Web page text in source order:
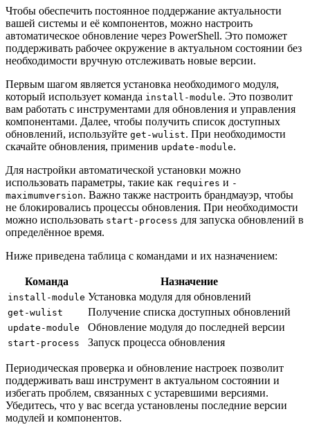
Чтобы обеспечить постоянное поддержание актуальности
вашей системы и её компонентов, можно настроить
автоматическое обновление через PowerShell. Это поможет
поддерживать рабочее окружение в актуальном состоянии без
необходимости вручную отслеживать новые версии.
Первым шагом является установка необходимого модуля,
который использует команда install-module. Это позволит
вам работать с инструментами для обновления и управления
компонентами. Далее, чтобы получить список доступных
обновлений, используйте get-wulist. При необходимости
скачайте обновления, применив update-module.
Для настройки автоматической установки можно
использовать параметры, такие как requires и -
maximumversion. Важно также настроить брандмауэр, чтобы
не блокировались процессы обновления. При необходимости
можно использовать start-process для запуска обновлений в
определённое время.
Ниже приведена таблица с командами и их назначением:
Команда Назначение
install-module Установка модуля для обновлений
get-wulist Получение списка доступных обновлений
update-module Обновление модуля до последней версии
start-process Запуск процесса обновления
Периодическая проверка и обновление настроек позволит
поддерживать ваш инструмент в актуальном состоянии и
избегать проблем, связанных с устаревшими версиями.
Убедитесь, что у вас всегда установлены последние версии
модулей и компонентов.